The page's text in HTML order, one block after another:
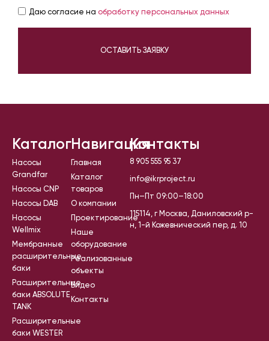
Даю согласие на обработку персональных данных
ОСТАВИТЬ ЗАЯВКУ
Каталог
Насосы
Grandfar
Насосы CNP
Насосы DAB
Насосы
Wellmix
Мембранные
расширительные
баки
Расширительные
баки ABSOLUTE
TANK
Расширительные
баки WESTER
Навигация
Главная
Каталог
товаров
О компании
Проектирование
Наше
оборудование
Реализованные
объекты
Видео
Контакты
Контакты
8 905 555 95 37
info@ikrproject.ru
Пн–Пт 09:00–18:00
115114, г Москва, Даниловский р-
н, 1-й Кожевнический пер, д. 10